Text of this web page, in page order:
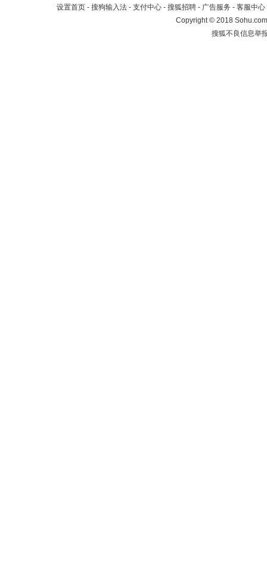
设置首页 - 搜狗输入法 - 支付中心 - 搜狐招聘 - 广告服务 - 客服中心
Copyright©2018
搜狐不良信息举